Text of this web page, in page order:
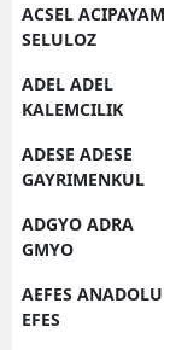
ACSEL ACIPAYAM
SELULOZ
ADEL ADEL
KALEMCILIK
ADESE ADESE
GAYRIMENKUL
ADGYO ADRA
GMYO
AEFES ANADOLU
EFES